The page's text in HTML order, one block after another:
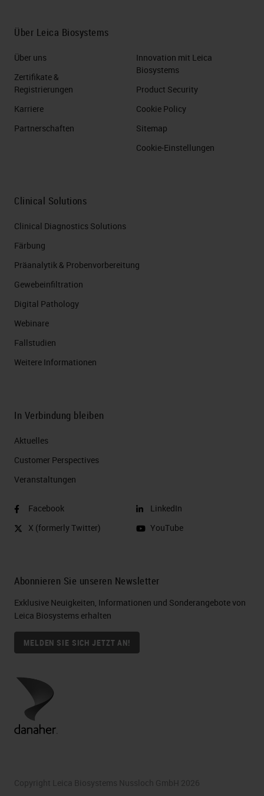
Über Leica Biosystems
Über uns
Zertifikate &
Registrierungen
Karriere
Partnerschaften
Innovation mit Leica
Biosystems
Product Security
Cookie Policy
Sitemap
Cookie-Einstellungen
Clinical Solutions
Clinical Diagnostics Solutions
Färbung
Präanalytik & Probenvorbereitung
Gewebeinfiltration
Digital Pathology
Webinare
Fallstudien
Weitere Informationen
In Verbindung bleiben
Aktuelles
Customer Perspectives​
Veranstaltungen
Facebook
X (formerly Twitter)
LinkedIn
YouTube
Abonnieren Sie unseren Newsletter
Exklusive Neuigkeiten, Informationen und Sonderangebote von
Leica Biosystems erhalten
MELDEN SIE SICH JETZT AN!
Copyright Leica Biosystems Nussloch GmbH 2026